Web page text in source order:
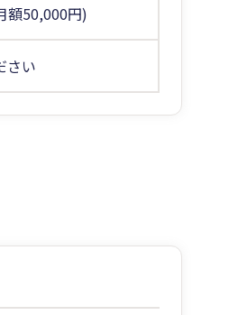
額50,000円)
さい